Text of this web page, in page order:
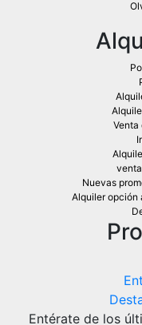
Venta
Nuevas
Alquiler opción
Entérate de los